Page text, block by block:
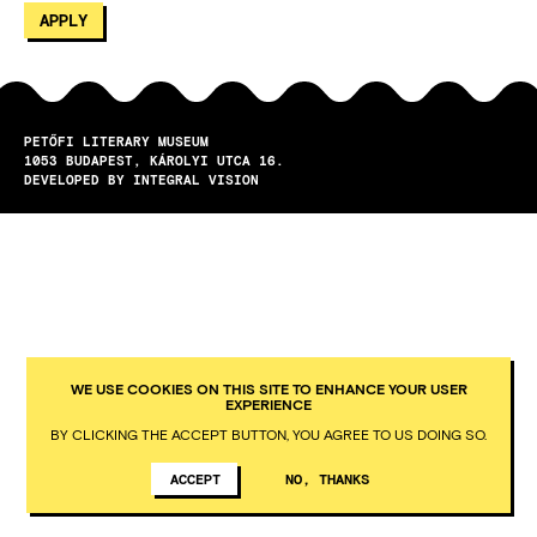
PETŐFI LITERARY MUSEUM
1053
BUDAPEST
KÁROLYI UTCA 16.
DEVELOPED BY INTEGRAL VISION
WE USE COOKIES ON THIS SITE TO ENHANCE YOUR USER
EXPERIENCE
BY CLICKING THE ACCEPT BUTTON, YOU AGREE TO US DOING SO.
ACCEPT NO, THANKS